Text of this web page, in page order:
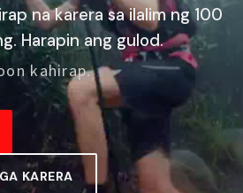
na karera sa ilalim ng 100
Harapin ang gulod.
kahirap.
KARERA